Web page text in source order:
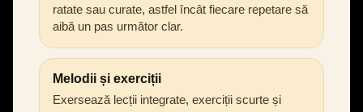
ratate sau curate, astfel încât fiecare repetare să
aibă un pas următor clar.
Melodii și exerciții
Exersează lecții integrate, exerciții scurte și